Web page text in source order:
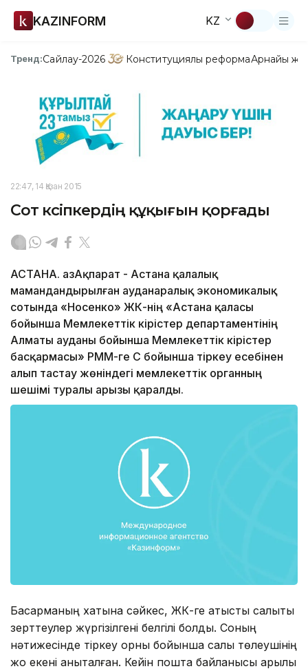
KAZINFORM KZ
Тренд:Сайлау-2026 Конституциялық реформаАрнайы
22:47, 14 Қазан 2015
Сот кәсіпкердің құқығын қорғады
АСТАНА. ҚазАқпарат - Астана қалалық
мамандандырылған ауданаралық экономикалық
сотында «Носенко» ЖК-нің «Астана қаласы
бойынша Мемлекеттік кірістер департаментінің
Алматы ауданы бойынша Мемлекеттік кірістер
басқармасы» РММ-ге ҚҚС бойынша тіркеу есебінен
алып тастау жөніндегі мемлекеттік органның
шешімі туралы арызы қаралды.
Басқарманың хатына сәйкес, ЖК-ге қатысты салықтық
зерттеулер жүргізілгені белгілі болды. Соның
нәтижесінде тіркеу орны бойынша салық төлеушінің
жоқ екені анықталған. Кейін пошта байланысы арқылы